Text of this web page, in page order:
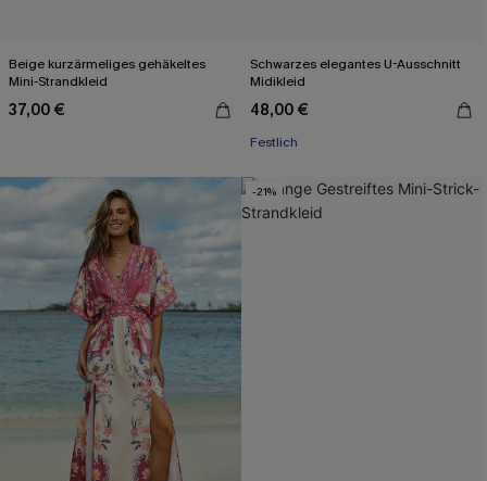
Beige kurzärmeliges gehäkeltes
Mini-Strandkleid
37,00 €
Schwarzes elegantes U-Ausschnitt
Midikleid
48,00 €
Festlich
-21%